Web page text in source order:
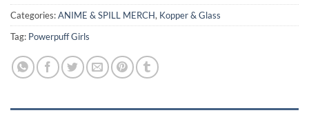
Categories:ANIME & SPILL MERCH, Kopper & Glass
Tag: Powerpuff Girls